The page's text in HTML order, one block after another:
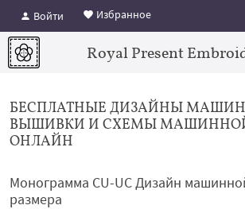
Войти Избранное
Royal Present
БЕСПЛАТНЫЕ ДИЗАЙНЫ
ВЫШИВКИ И СХЕМЫ
ОНЛАЙН
Монограмма CU-UC Дизайн
размера